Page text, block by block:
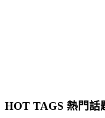
HOT TAGS 熱門話